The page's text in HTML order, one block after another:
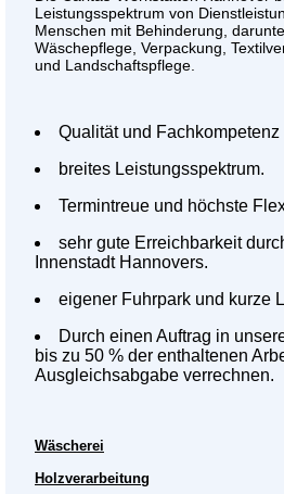
Leistungsspektrum von
Menschen mit Behinderung,
Wäschepflege, Verpackung,
und Landschaftspflege.
Qualität und
breites Leistungsspektrum.
Termintreue und höchste
sehr gute Erreichbarkeit
Innenstadt Hannovers.
eigener Fuhrpark und kurze
Durch einen Auftrag in
bis zu 50 % der enthaltenen
Ausgleichsabgabe verrechnen.
Wäscherei
Holzverarbeitung